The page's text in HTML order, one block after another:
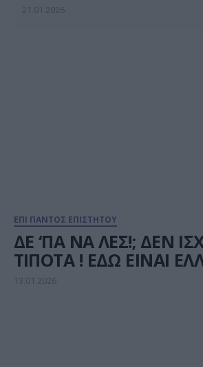
ΕΠΙ ΠΑΝΤΟΣ ΕΠΙΣΤΗΤΟΥ
ΔΕ ‘ΠΑ ΝΑ ΛΕΣ!; ΔΕΝ
ΤΙΠΟΤΑ ! ΕΔΩ ΕΙΝΑΙ
13.01.2026